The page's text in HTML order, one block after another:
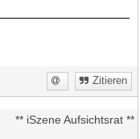
Zitieren
** iSzene Aufsichtsrat **